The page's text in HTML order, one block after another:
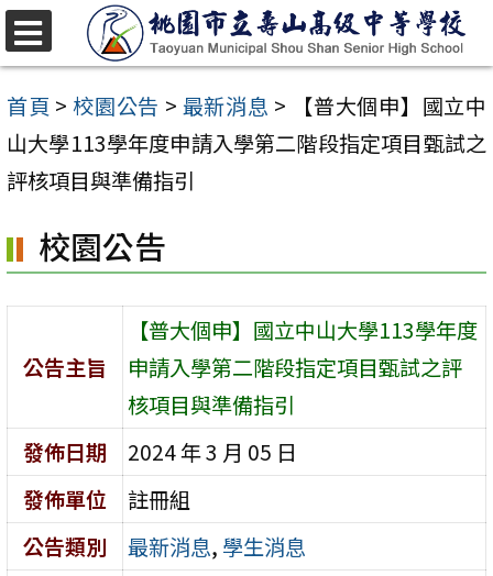
跳
至
主
要
內
區
首頁 > 校園公告 > 最新消息 >
【普大個申】國立中
山大學113學年度申請入學第二階段指定項目甄試之
評核項目與準備指引
校園公告
公告主旨
【普大個申】國立中山大學113學年度
申請入學第二階段指定項目甄試之評
核項目與準備指引
發佈日期
2024 年 3 月 05 日
發佈單位
註冊組
公告類別
最新消息, 學生消息
選
單